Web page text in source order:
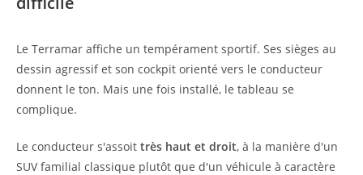
Le Terramar affiche un tempérament sportif. Ses sièges au
dessin agressif et son cockpit orienté vers le conducteur
donnent le ton. Mais une fois installé, le tableau se
complique.
Le conducteur s'assoit très haut et droit, à la manière d'un
SUV familial classique plutôt que d'un véhicule à caractère